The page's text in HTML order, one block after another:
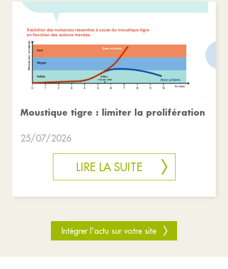
Moustique tigre : limiter la prolifération
25/07/2026
LIRE LA SUITE
Intégrer l'actu sur votre site